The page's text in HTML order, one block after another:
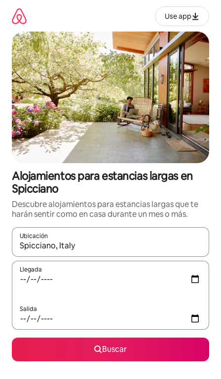
contenido
Use app
Alojamientos para estancias largas en
Spicciano
Descubre alojamientos para estancias largas que te
harán sentir como en casa durante un mes o más.
Ubicación
Cuando los resultados estén disponibles, podrás navegar
Llegada
Salida
Buscar